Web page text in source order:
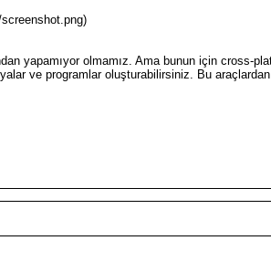
yapamıyor olmamız. Ama bunun için cross-
ve programlar oluşturabilirsiniz. Bu araçlardan